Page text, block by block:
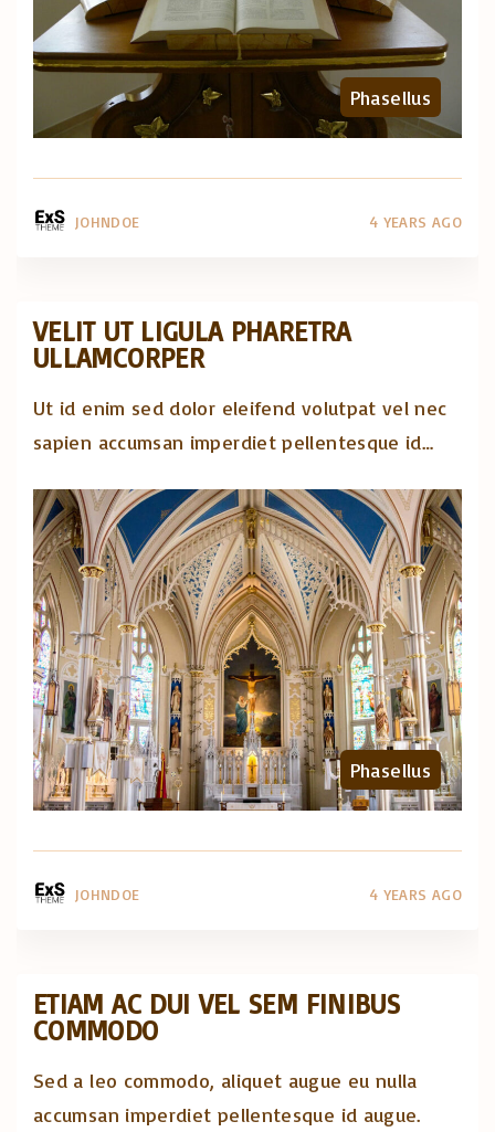
Phasellus
JOHNDOE 4 YEARS AGO
VELIT UT LIGULA PHARETRA
ULLAMCORPER
Ut id enim sed dolor eleifend volutpat vel nec
sapien accumsan imperdiet pellentesque id…
Phasellus
JOHNDOE 4 YEARS AGO
ETIAM AC DUI VEL SEM FINIBUS
COMMODO
Sed a leo commodo, aliquet augue eu nulla
accumsan imperdiet pellentesque id augue.